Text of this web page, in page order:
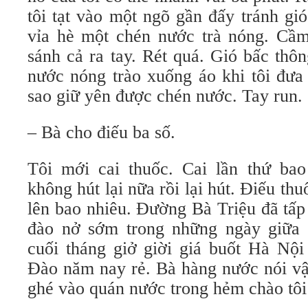
tôi tạt vào một ngõ gần đấy tránh
vỉa hè một chén nước trà nóng.
sánh cả ra tay. Rét quá. Gió bấc
nước nóng trào xuống áo khi tôi
sao giữ yên được chén nước. Tay
– Bà cho điếu ba số.
Tôi mới cai thuốc. Cai lần thứ
không hút lại nữa rồi lại hút. Điếu
lên bao nhiêu. Đường Bà Triệu đã
đào nở sớm trong những ngày
cuối tháng giở giời giá buốt Hà Nội
Đào năm nay rẻ. Bà hàng nước nói
ghé vào quán nước trong hẻm chào